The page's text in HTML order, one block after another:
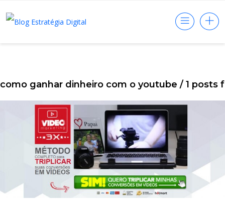
como ganhar dinheiro com o youtube / 1 posts